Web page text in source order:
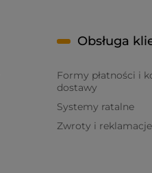
Obsługa
Formy płatności i
dostawy
Systemy ratalne
Zwroty i reklamacje